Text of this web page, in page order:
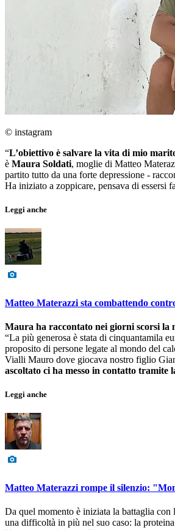
© instagram
“L’obiettivo è salvare la vita di mio
è Maura Soldati, moglie di Matteo
partito tutto da una forte depressione -
Ha iniziato a zoppicare, pensava di essersi
Leggi anche
Matteo Materazzi sta combattendo
Maura ha raccontato nei giorni scorsi la
“La più generosa è stata di cinquantamila
proposito di persone legate al mondo del
Vialli Mauro dove giocava nostro figlio
ascoltato ci ha messo in contatto tramite
Leggi anche
Matteo Materazzi rompe il silenzio:
Da quel momento è iniziata la battaglia con
una difficoltà in più nel suo caso: la